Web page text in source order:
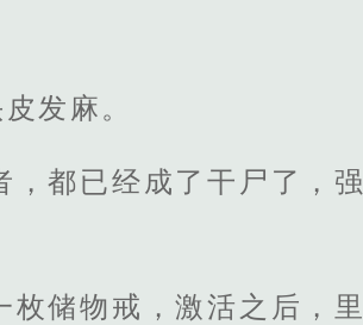
发麻。
，都已经成了干尸了，强
储物戒，激活之后，里